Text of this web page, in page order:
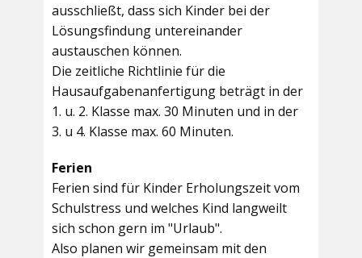
ausschließt, dass sich Kinder bei der
Lösungsfindung untereinander
austauschen können.
Die zeitliche Richtlinie für die
Hausaufgabenanfertigung beträgt in der
1. u. 2. Klasse max. 30 Minuten und in der
3. u 4. Klasse max. 60 Minuten.
Ferien
Ferien sind für Kinder Erholungszeit vom
Schulstress und welches Kind langweilt
sich schon gern im "Urlaub".
Also planen wir gemeinsam mit den